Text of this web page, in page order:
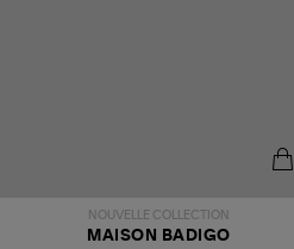
NOUVELLE COLLECTION
MAISON BADIGO